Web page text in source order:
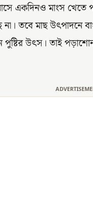
একদিনও মাংস খেতে
না। তবে মাছ
উৎস। তাই